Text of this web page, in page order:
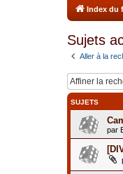
Index du
Sujets
Aller à la
SUJETS
par